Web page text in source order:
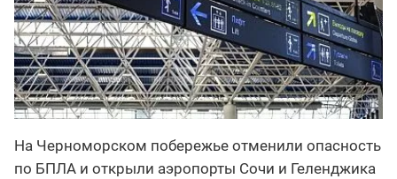
На Черноморском побережье отменили опасность
по БПЛА и открыли аэропорты Сочи и Геленджика